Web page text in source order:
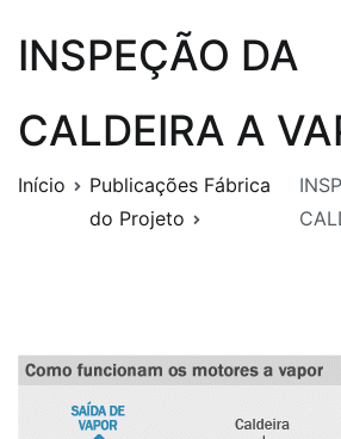
INSPEÇÃO DA
CALDEIRA A
Início
Publicações Fábrica
do Projeto